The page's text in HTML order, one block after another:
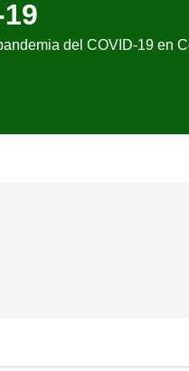
del COVID-19 en